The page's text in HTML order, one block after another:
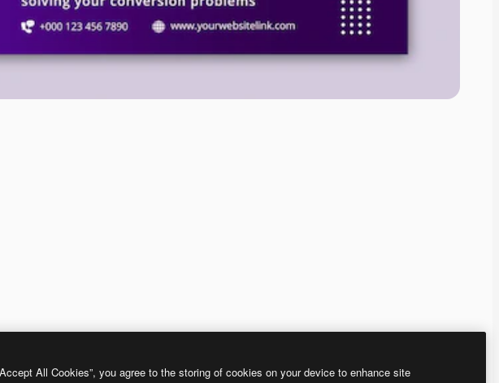
All Cookies”, you agree to the storing of cookies on your device to enhance site